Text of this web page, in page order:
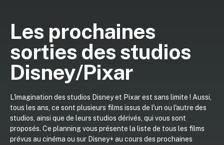
Les prochaines
sorties des studios
Disney/Pixar
L'imagination des studios Disney et Pixar est sans limite ! Aussi,
tous les ans, ce sont plusieurs films issus de l'un ou l'autre des
studios, ainsi que de leurs studios dérivés, qui vous sont
proposés. Ce planning vous présente la liste de tous les films
prévus au cinéma ou sur Disney+ au cours des prochaines